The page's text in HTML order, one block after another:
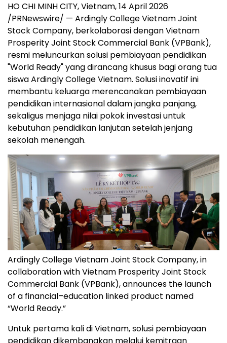
HO CHI MINH CITY, Vietnam,14 April 2026
/PRNewswire/ — Ardingly College Vietnam Joint
Stock Company, berkolaborasi dengan Vietnam
Prosperity Joint Stock Commercial Bank (VPBank),
resmi meluncurkan solusi pembiayaan pendidikan
"World Ready" yang dirancang khusus bagi orang tua
siswa Ardingly College Vietnam. Solusi inovatif ini
membantu keluarga merencanakan pembiayaan
pendidikan internasional dalam jangka panjang,
sekaligus menjaga nilai pokok investasi untuk
kebutuhan pendidikan lanjutan setelah jenjang
sekolah menengah.
Ardingly College Vietnam Joint Stock Company, in
collaboration with Vietnam Prosperity Joint Stock
Commercial Bank (VPBank), announces the launch
of a financial–education linked product named
“World Ready.”
Untuk pertama kali di Vietnam, solusi pembiayaan
pendidikan dikembangkan melalui kemitraan